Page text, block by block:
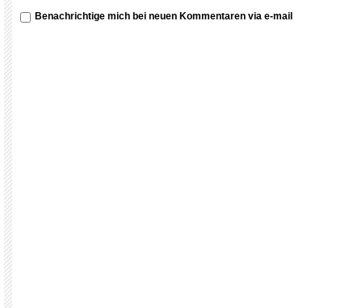
Benachrichtige mich bei neuen Kommentaren via e-mail